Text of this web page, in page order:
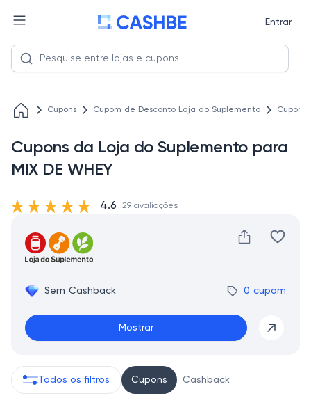
Entrar
Cupons Cupom de Desconto Loja do Suplemento Cupons
Cupons da Loja do Suplemento para
MIX DE WHEY
Sem Cashback 0 cupom
Mostrar
4.6 29 avaliações
Todos os filtros Cupons Cashback